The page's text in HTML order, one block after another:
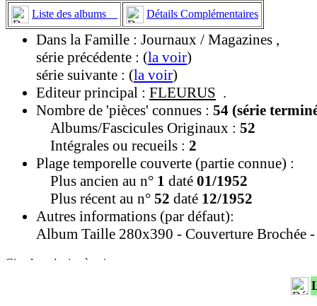
Liste des albums Détails Complémentaires
Dans la Famille : Journaux / Magazines ,
série précédente : (la voir)
série suivante : (la voir)
Editeur principal : FLEURUS .
Nombre de 'pièces' connues : 54 (série
Albums/Fascicules Originaux : 52
Intégrales ou recueils : 2
Plage temporelle couverte (partie connue) :
Plus ancien au n° 1 daté 01/1952
Plus récent au n° 52 daté 12/1952
Autres informations (par défaut):
Album Taille 280x390 - Couverture Brochée